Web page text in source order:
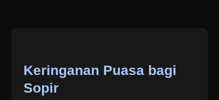
Keringanan Puasa bagi
Sopir